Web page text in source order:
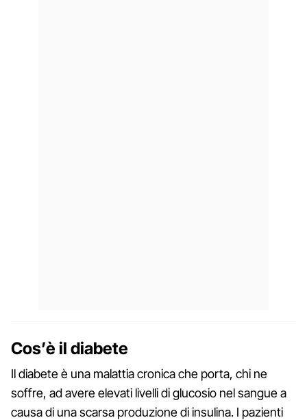
Cos’è il diabete
Il diabete è una malattia cronica che porta, chi ne
soffre, ad avere elevati livelli di glucosio nel sangue a
causa di una scarsa produzione di insulina. I pazienti